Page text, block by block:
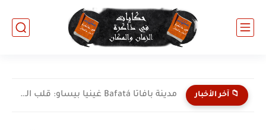
📁 آخر الأخبار مدينة بافاتا Bafatá غينيا بيساو: قلب البلاد النابض والتاريخ العريق